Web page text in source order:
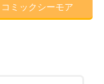
コミックシーモア